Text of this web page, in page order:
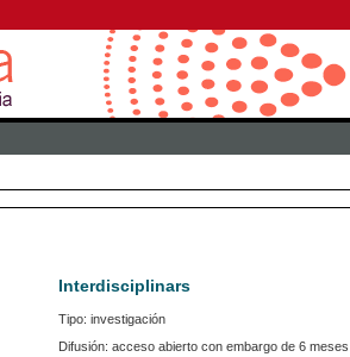
Interdisciplinars
Tipo: investigación
Difusión: acceso abierto con embargo de 6 meses